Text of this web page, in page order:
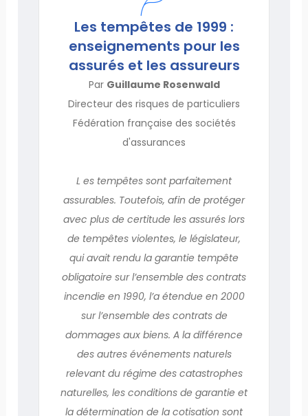
Les tempêtes de 1999 :
enseignements pour les
assurés et les assureurs
Par Guillaume Rosenwald
Directeur des risques de particuliers
Fédération française des sociétés
d'assurances
L es tempêtes sont parfaitement
assurables. Toutefois, afin de protéger
avec plus de certitude les assurés lors
de tempêtes violentes, le législateur,
qui avait rendu la garantie tempête
obligatoire sur l’ensemble des contrats
incendie en 1990, l’a étendue en 2000
sur l’ensemble des contrats de
dommages aux biens. A la différence
des autres événements naturels
relevant du régime des catastrophes
naturelles, les conditions de garantie et
la détermination de la cotisation sont